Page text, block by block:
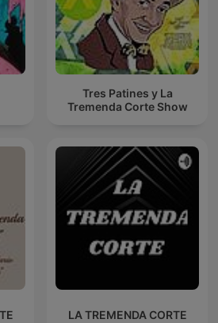
Tres Patines y La
Tremenda Corte Show
LA TREMENDA CORTE